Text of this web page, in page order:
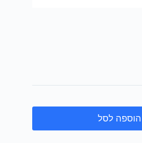
הוספה לסל